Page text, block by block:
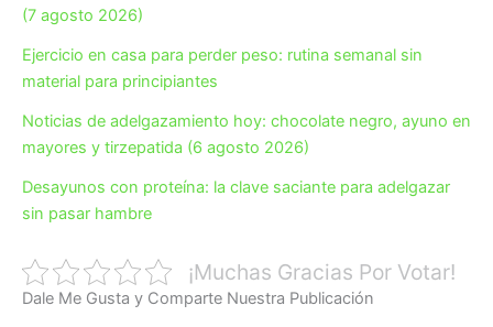
(7 agosto 2026)
Ejercicio en casa para perder peso: rutina semanal sin
material para principiantes
Noticias de adelgazamiento hoy: chocolate negro, ayuno en
mayores y tirzepatida (6 agosto 2026)
Desayunos con proteína: la clave saciante para adelgazar
sin pasar hambre
¡Muchas Gracias Por Votar!
Dale Me Gusta y Comparte Nuestra Publicación